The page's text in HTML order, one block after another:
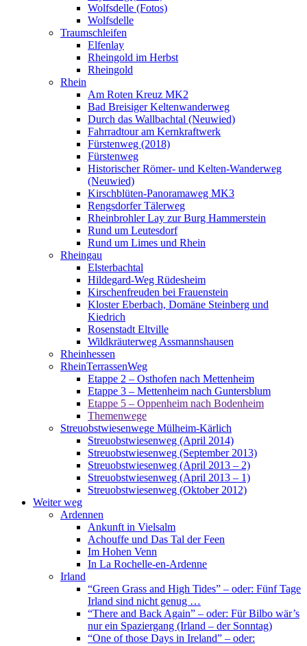
Wolfsdelle (Fotos)
Wolfsdelle
Traumschleifen
Elfenlay
Rheingold im Herbst
Rheingold
Rhein
Am Roten Kreuz MK2
Bad Breisiger Keltenwanderweg
Durch das Wallbachtal (Neuwied)
Fahrradtour am Kernkraftwerk
Fürstenweg (2018)
Fürstenweg
Historischer Römer- und Kelten-Wanderweg
(Neuwied)
Kirschblüten-Panoramaweg MK3
Rengsdorfer Tälerweg
Rheinbrohler Lay zur Burg Hammerstein
Rund um Leutesdorf
Rund um Limes und Rhein
Rheingau
Elsterbachtal
Hildegard-Weg Rüdesheim
Kirschenfreuden bei Frauenstein
Kloster Eberbach, Domäne Steinberg und
Kiedrich
Rosenstadt Eltville
Wildkräuterweg Assmannshausen
Rheinhessen
RheinTerrassenWeg
Etappe 2 – Osthofen nach Mettenheim
Etappe 3 – Mettenheim nach Guntersblum
Etappe 5 – Oppenheim nach Bodenheim
Themenwege
Streuobstwiesenwege Mülheim-Kärlich
Streuobstwiesenweg (April 2014)
Streuobstwiesenweg (September 2013)
Streuobstwiesenweg (April 2013 – 2)
Streuobstwiesenweg (April 2013 – 1)
Streuobstwiesenweg (Oktober 2012)
Weiter weg
Ardennen
Ankunft in Vielsalm
Achouffe und Das Tal der Feen
Im Hohen Venn
In La Rochelle-en-Ardenne
Irland
“Green Grass and High Tides” – oder: Fünf Tage
Irland sind nicht genug …
“There and Back Again” – oder: Für Bilbo wär’s
nur ein Spaziergang (Irland – der Sonntag)
“One of those Days in Ireland” – oder: